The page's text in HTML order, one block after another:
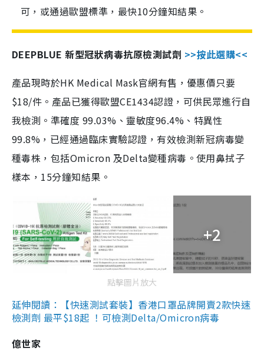
可，或通過歐盟標準，最快10分鐘知結果。
DEEPBLUE 新型冠狀病毒抗原檢測試劑 >>按此選購<<
產品現時於HK Medical Mask官網有售，優惠價只要
$18/件。產品已獲得歐盟CE1434認證，可供民眾進行自
我檢測。準確度 99.03%、靈敏度96.4%、特異性
99.8%，已經通過臨床實驗認證，有效檢測新冠病毒變
種毒株，包括Omicron 及Delta變種病毒。使用鼻拭子
樣本，15分鐘知結果。
+2
點擊圖片放大
延伸閱讀：【快速測試套裝】香港口罩品牌開賣2款快速
檢測劑 最平$18起 ！可檢測Delta/Omicron病毒
億世家